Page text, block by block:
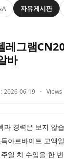
자유게시판
레그램
바
2026-06-19 Views
과 경력은 보지 않
아르바이트 고액
일 치 수입을 한